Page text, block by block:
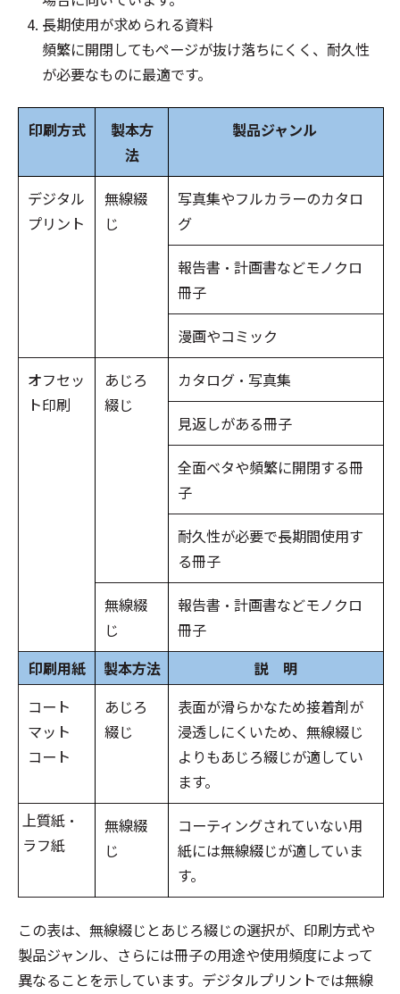
長期使用が求められる資料
頻繁に開閉してもページが抜け落ちにくく、耐久性
が必要なものに最適です。
印刷方式
製本方
法
製品ジャンル
デジタル
プリント
無線綴
じ
写真集やフルカラーのカタロ
グ
報告書・計画書などモノクロ
冊子
漫画やコミック
オフセッ
ト印刷
あじろ
綴じ
カタログ・写真集
見返しがある冊子
全面ベタや頻繁に開閉する冊
子
耐久性が必要で長期間使用す
る冊子
無線綴
じ
報告書・計画書などモノクロ
冊子
印刷用紙
製本方法
説 明
コート
マット
コート
あじろ
綴じ
表面が滑らかなため接着剤が
浸透しにくいため、無線綴じ
よりもあじろ綴じが適してい
ます。
上質紙・
ラフ紙
無線綴
じ
コーティングされていない用
紙には無線綴じが適していま
す。
この表は、無線綴じとあじろ綴じの選択が、印刷方式や
製品ジャンル、さらには冊子の用途や使用頻度によって
異なることを示しています。デジタルプリントでは無線